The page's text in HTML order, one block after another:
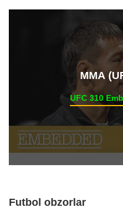
ММА
UFC 310
Futbol obzorlar